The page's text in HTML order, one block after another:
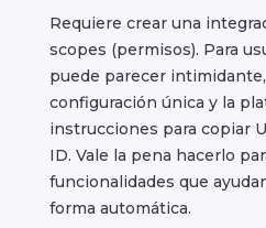
Requiere crear una
scopes (permisos). Para
puede parecer
configuración única y la
instrucciones para copiar
ID. Vale la pena hacerlo
funcionalidades que
forma automática.